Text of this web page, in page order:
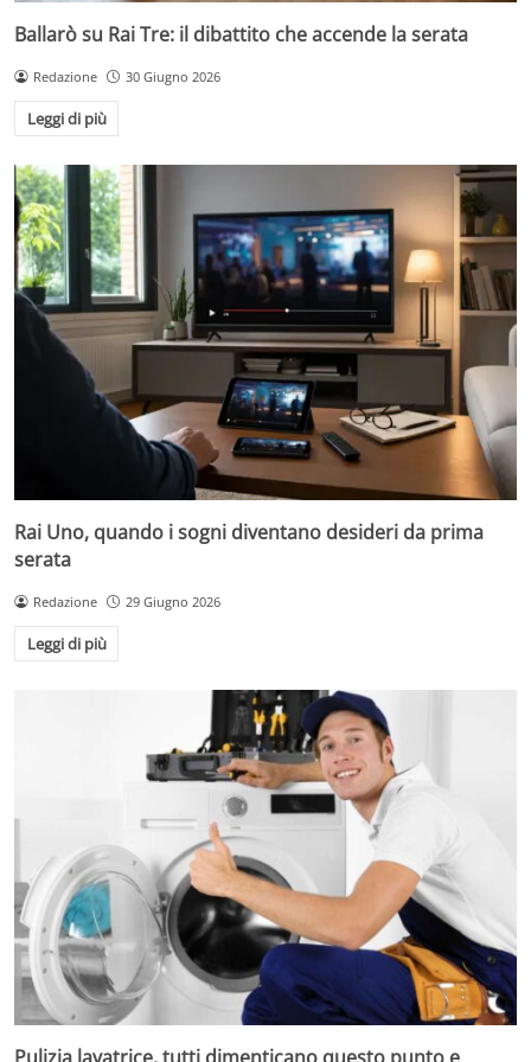
Ballarò su Rai Tre: il dibattito che accende la serata
Redazione 30 Giugno 2026
Leggi di più
Rai Uno, quando i sogni diventano desideri da prima
serata
Redazione 29 Giugno 2026
Leggi di più